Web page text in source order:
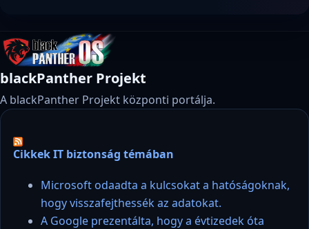
blackPanther Projekt
A blackPanther Projekt központi portálja.
Cikkek IT biztonság témában
Microsoft odaadta a kulcsokat a hatóságoknak,
hogy visszafejthessék az adatokat.
A Google prezentálta, hogy a évtizedek óta